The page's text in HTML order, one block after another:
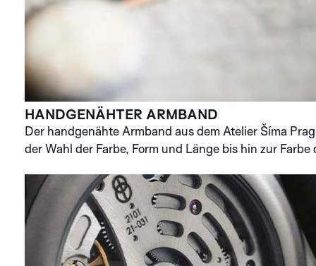
HANDGENÄHTER ARMBAND
Der handgenähte Armband aus dem Atelier Šíma
der Wahl der Farbe, Form und Länge bis hin zur